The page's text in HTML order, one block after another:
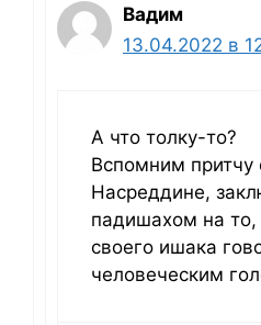
Вадим
13.04.2022 в
А что толку-то?
Вспомним притчу
Насреддине,
падишахом на то,
своего ишака
человеческим